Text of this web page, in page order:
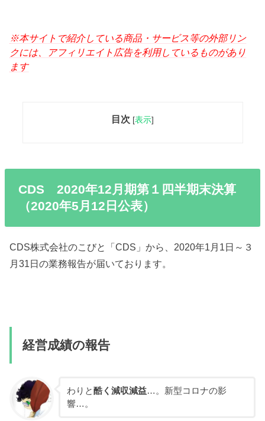
※本サイトで紹介している商品・サービス等の外部リン
クには、アフィリエイト広告を利用しているものがあり
ます
目次 [表示]
CDS 2020年12月期第１四半期末決算
（2020年5月12日公表）
CDS株式会社のこびと「CDS」から、2020年1月1日～３
月31日の業務報告が届いております。
経営成績の報告
わりと酷く減収減益…。新型コロナの影
響…。